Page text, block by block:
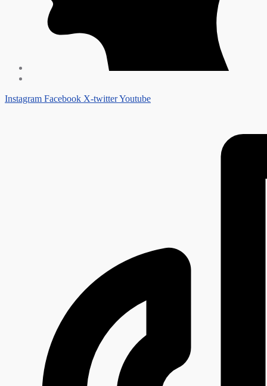
Instagram Facebook X-twitterYoutube